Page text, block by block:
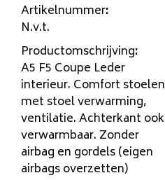
Artikelnummer:
N.v.t.
Productomschrijving:
A5 F5 Coupe Leder
interieur. Comfort stoelen
met stoel verwarming,
ventilatie. Achterkant ook
verwarmbaar. Zonder
airbag en gordels (eigen
airbags overzetten)